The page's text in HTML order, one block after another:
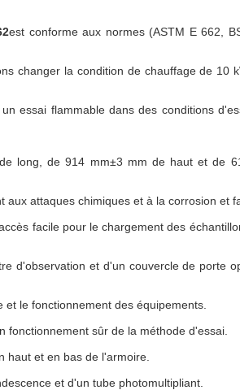
est conforme aux normes (ASTM E 662,
changer la condition de chauffage de 10
essai flammable dans des conditions
long, de 914 mm±3 mm de haut et de
attaques chimiques et à la corrosion et
facile pour le chargement des
d'observation et d'un couvercle de porte
le fonctionnement des équipements.
sûr de la méthode d'essai.
haut et en bas de l'armoire.
et d'un tube photomultipliant.